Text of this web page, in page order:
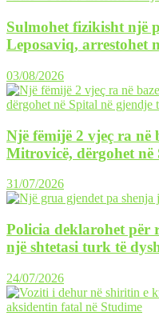
Sulmohet fizikisht një
Leposaviq, arrestohet
03/08/2026
Një fëmijë 2 vjeç ra në
Mitrovicë, dërgohet në
31/07/2026
Policia deklarohet për
një shtetasi turk të
24/07/2026